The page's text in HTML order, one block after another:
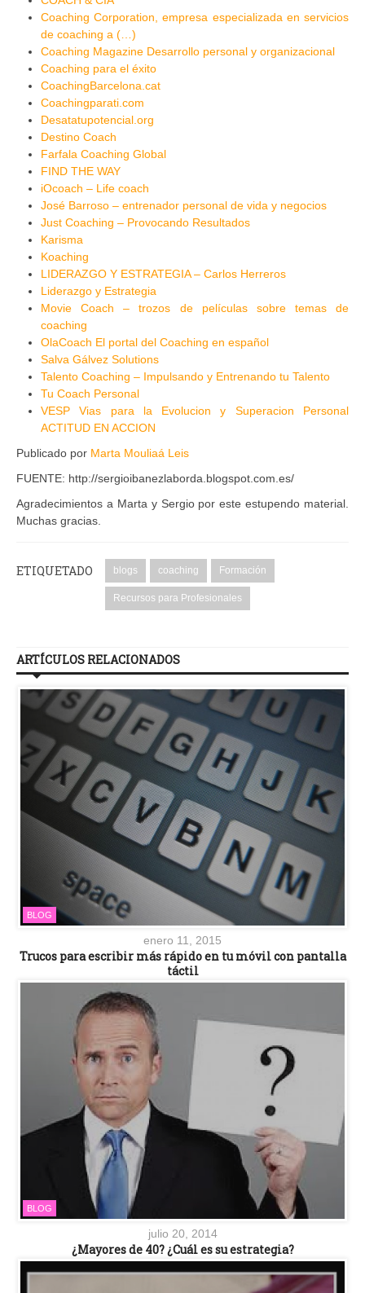
Coaching Corporation, empresa especializada en servicios
de coaching a (…)
Coaching Magazine Desarrollo personal y organizacional
Coaching para el éxito
CoachingBarcelona.cat
Coachingparati.com
Desatatupotencial.org
Destino Coach
Farfala Coaching Global
FIND THE WAY
iOcoach – Life coach
José Barroso – entrenador personal de vida y negocios
Just Coaching – Provocando Resultados
Karisma
Koaching
LIDERAZGO Y ESTRATEGIA – Carlos Herreros
Liderazgo y Estrategia
Movie Coach – trozos de películas sobre temas de
coaching
OlaCoach El portal del Coaching en español
Salva Gálvez Solutions
Talento Coaching – Impulsando y Entrenando tu Talento
Tu Coach Personal
VESP Vias para la Evolucion y Superacion Personal
ACTITUD EN ACCION
Publicado por Marta Mouliaá Leis
FUENTE: http://sergioibanezlaborda.blogspot.com.es/
Agradecimientos a Marta y Sergio por este estupendo material.
Muchas gracias.
ETIQUETADO blogs coaching Formación
Recursos para Profesionales
ARTÍCULOS RELACIONADOS
BLOG
enero 11, 2015
Trucos para escribir más rápido en tu móvil con pantalla
táctil
BLOG
julio 20, 2014
¿Mayores de 40? ¿Cuál es su estrategia?